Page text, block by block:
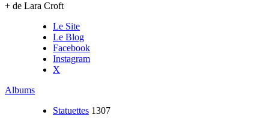
+ de Lara Croft
Le Site
Le Blog
Facebook
Instagram
X
Albums
Statuettes 1307